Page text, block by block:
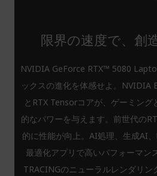
限界の速度で、創
NVIDIA GeForce RTX™ 5080
ックスの進化を体感せよ。NVIDIA
とRTX Tensorコアが、ゲーミン
的なパワーを与えます。前世代の
的に性能が向上。AI処理、生成AI
最適化アプリで高いパフォーマン
TRACINGのニューラルレンダリン